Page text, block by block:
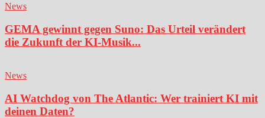
News
GEMA gewinnt gegen Suno: Das Urteil verändert
die Zukunft der KI-Musik...
News
AI Watchdog von The Atlantic: Wer trainiert KI mit
deinen Daten?